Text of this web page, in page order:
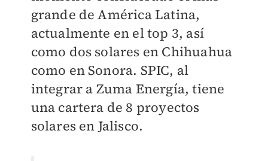
grande de América Latina,
actualmente en el top 3, así
como dos solares en Chihuahua
como en Sonora. SPIC, al
integrar a Zuma Energía, tiene
una cartera de 8 proyectos
solares en Jalisco.